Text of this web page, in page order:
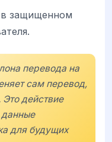
в защищенном
перевода на
сам перевод,
действие
для будущих